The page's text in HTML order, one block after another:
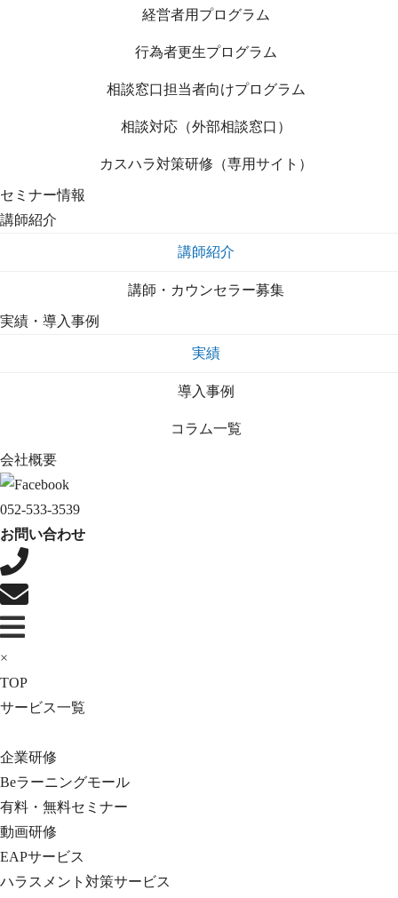
経営者用プログラム
行為者更生プログラム
相談窓口担当者向けプログラム
相談対応（外部相談窓口）
カスハラ対策研修（専用サイト）
セミナー情報
講師紹介
講師紹介
講師・カウンセラー募集
実績・導入事例
実績
導入事例
コラム一覧
会社概要
052-533-3539
お問い合わせ
×
TOP
サービス一覧
企業研修
Beラーニングモール
有料・無料セミナー
動画研修
EAPサービス
ハラスメント対策サービス